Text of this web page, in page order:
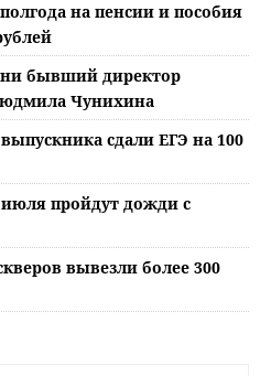
на пенсии и пособия
бывший директор
Чунихина
сдали ЕГЭ на 100
июля пройдут дожди с
вывезли более 300